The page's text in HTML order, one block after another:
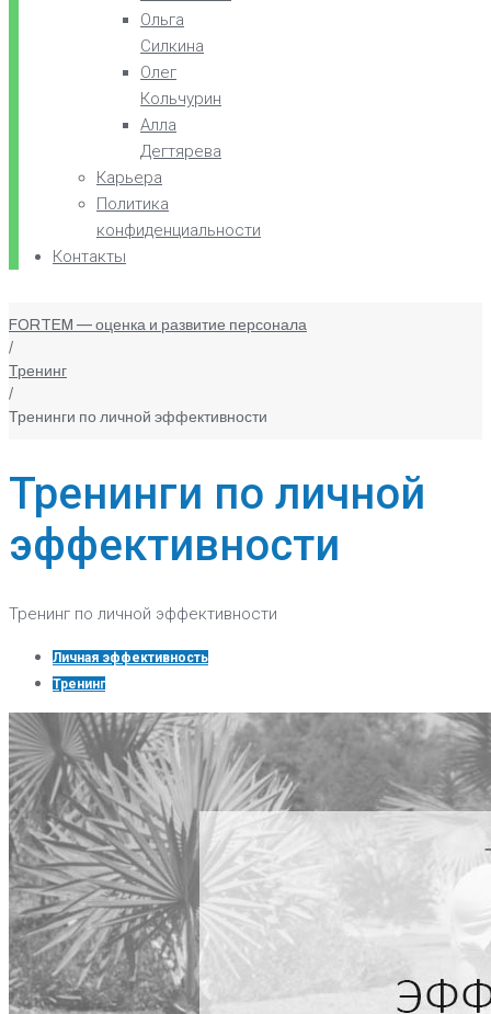
Ольга
Силкина
Олег
Кольчурин
Алла
Дегтярева
Карьера
Политика
конфиденциальности
Контакты
FORTEM — оценка и развитие персонала
/
Тренинг
/
Тренинги по личной эффективности
Тренинги по личной
эффективности
Тренинг по личной эффективности
Личная эффективность
Тренинг